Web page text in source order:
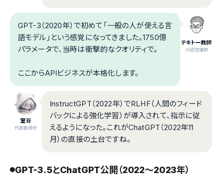
テキトー教師
.AI認定講師
GPT-3（2020年）で初めて「一般の人が使える言
語モデル」という感覚になってきました。1750億
パラメータで、当時は衝撃的なクオリティで。
ここからAPIビジネスが本格化します。
室谷
代表取締役
InstructGPT（2022年）でRLHF（人間のフィード
バックによる強化学習）が導入されて、指示に従
えるようになった。これがChatGPT（2022年11
月）の直接の土台ですね。
GPT-3.5とChatGPT公開（2022〜2023年）